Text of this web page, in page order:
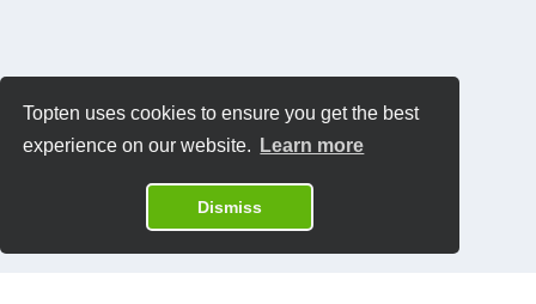
Topten uses cookies to ensure you get the best
experience on our website.
Learn more
Dismiss